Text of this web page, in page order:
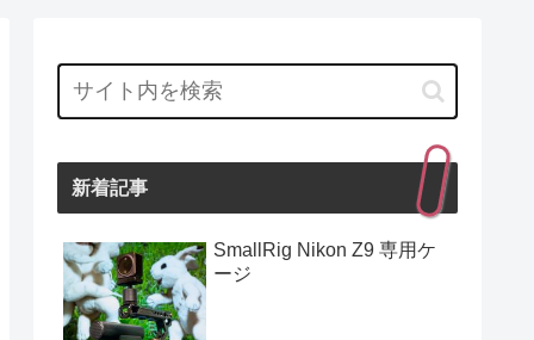
新着記事
SmallRig Nikon Z9 専用ケ
ージ